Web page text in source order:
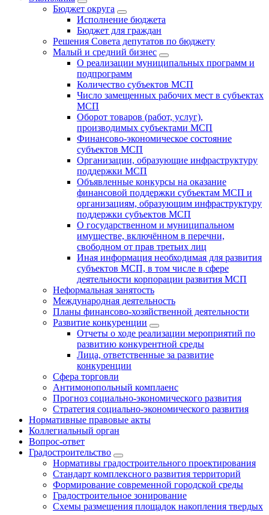
Бюджет округa
Исполнение бюджета
Бюджет для граждан
Решения Совета депутатов по бюджету
Малый и средний бизнес
О реализации муниципальных программ и
подпрограмм
Количество субъектов МСП
Число замещенных рабочих мест в субъектах
МСП
Оборот товаров (работ, услуг),
производимых субъектами МСП
Финансово-экономическое состояние
субъектов МСП
Организации, образующие инфраструктуру
поддержки МСП
Объявленные конкурсы на оказание
финансовой поддержки субъектам МСП и
организациям, образующим инфраструктуру
поддержки субъектов МСП
О государственном и муниципальном
имуществе, включённом в перечни,
свободном от прав третьих лиц
Иная информация необходимая для развития
субъектов МСП, в том числе в сфере
деятельности корпорации развития МСП
Неформальная занятость
Международная деятельность
Планы финансово-хозяйственной деятельности
Развитие конкуренции
Отчеты о ходе реализации мероприятий по
развитию конкурентной среды
Лица, ответственные за развитие
конкуренции
Сфера торговли
Антимонопольный комплаенс
Прогноз социально-экономического развития
Стратегия социально-экономического развития
Нормативные правовые акты
Коллегиальный орган
Вопрос-ответ
Градостроительство
Нормативы градостроительного проектирования
Стандарт комплексного развития территорий
Формирование современной городской среды
Градостроительное зонирование
Схемы размещения площадок накопления твердых